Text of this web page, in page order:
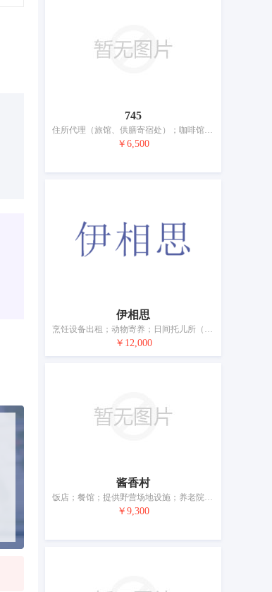
745
住所代理（旅馆、供膳寄宿处）；咖啡馆；饭店；酒吧服务；茶馆；帐篷出租；养老院；日间托儿所（看孩子）；动物寄养；烹饪设备出租
￥6,500
伊相思
烹饪设备出租；动物寄养；日间托儿所（看孩子）；活动房屋出租；私人厨师服务；食物雕刻；自助餐馆；饭店；假日野营住宿服务；咖啡馆
￥12,000
酱香村
饭店；餐馆；提供野营场地设施；养老院；日间托儿所（看孩子）；预订临时住所；旅游房屋出租；自助餐馆；快餐馆；茶馆
￥9,300